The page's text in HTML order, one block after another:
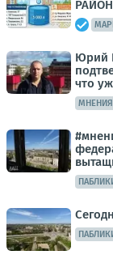
Юрий
что
МНЕНИЯ